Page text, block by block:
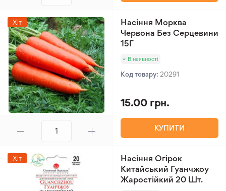
Хіт
Насіння Морква
Червона Без Серцевини
15Г
В наявності
Код товару: 20291
15.00 грн.
КУПИТИ
Хіт
Насіння Огірок
Китайський Гуанчжоу
Жаростійкий 20 Шт.